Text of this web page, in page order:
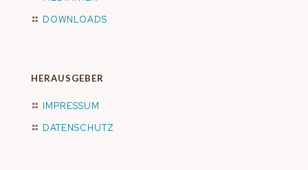
DOWNLOADS
HERAUSGEBER
IMPRESSUM
DATENSCHUTZ